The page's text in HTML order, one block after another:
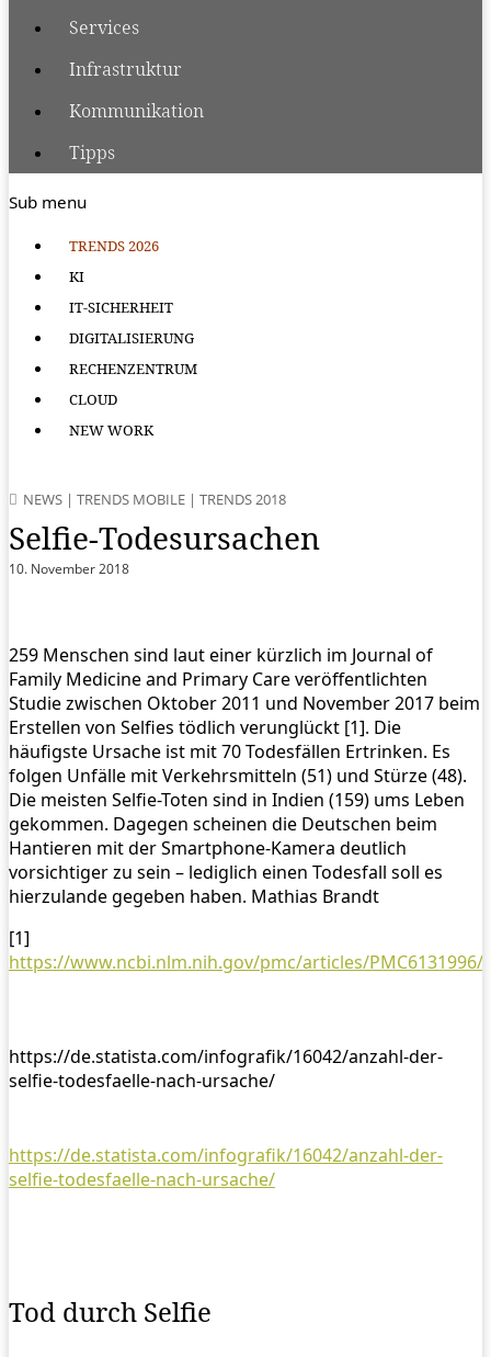
Services
Infrastruktur
Kommunikation
Tipps
Sub menu
TRENDS 2026
KI
IT-SICHERHEIT
DIGITALISIERUNG
RECHENZENTRUM
CLOUD
NEW WORK
NEWS | TRENDS MOBILE | TRENDS 2018
Selfie-Todesursachen
10. November 2018
259 Menschen sind laut einer kürzlich im Journal of
Family Medicine and Primary Care veröffentlichten
Studie zwischen Oktober 2011 und November 2017 beim
Erstellen von Selfies tödlich verunglückt [1]. Die
häufigste Ursache ist mit 70 Todesfällen Ertrinken. Es
folgen Unfälle mit Verkehrsmitteln (51) und Stürze (48).
Die meisten Selfie-Toten sind in Indien (159) ums Leben
gekommen. Dagegen scheinen die Deutschen beim
Hantieren mit der Smartphone-Kamera deutlich
vorsichtiger zu sein – lediglich einen Todesfall soll es
hierzulande gegeben haben. Mathias Brandt
[1]
https://www.ncbi.nlm.nih.gov/pmc/articles/PMC6131996/
https://de.statista.com/infografik/16042/anzahl-der-
selfie-todesfaelle-nach-ursache/
https://de.statista.com/infografik/16042/anzahl-der-
selfie-todesfaelle-nach-ursache/
Tod durch Selfie